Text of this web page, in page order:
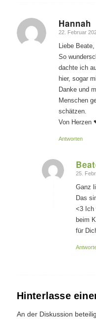
Hannah
sagte:
22. Februar
Liebe Beate,
So
dachte ich
hier, sogar
Danke und
Menschen
schätzen.
Von Herzen
Antworten
25.
Ganz
Das
<3 Ich
beim
für
Hinterlasse
An der Diskussion